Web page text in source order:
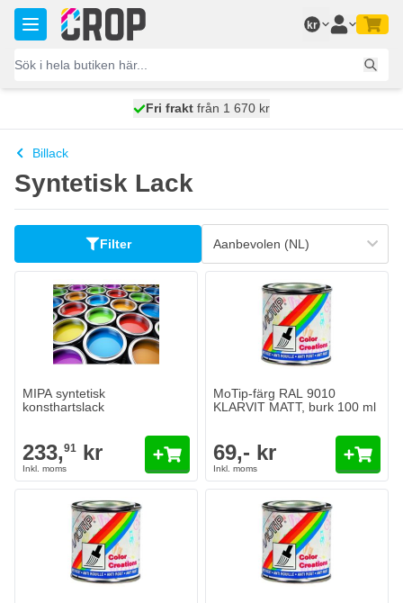
Hoppa till innehållet
kr
skickas idag
Fri frakt från 1 670 kr
100 dagars
Billack
Syntetisk Lack
Filter
Levereras inom 3-4 dagar
Glansnivå
233,91kr
Lägg till i kundvagn
MIPA syntetisk
konsthartslack
233,91 kr
MoTip-färg RAL 9010
KLARVIT MATT, burk 100 ml
69,- kr